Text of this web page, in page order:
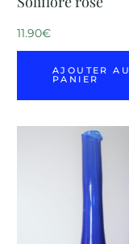
11.90€
AJOUTER AU
PANIER